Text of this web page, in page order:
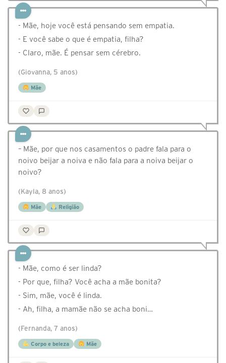
- Mãe, hoje você está pensando sem empatia.
- E você sabe o que é empatia, filha?
- Claro, mãe. É pensar sem cérebro.
(Giovanna, 5 anos)
Mãe
– Mãe, por que nos casamentos o padre fala para o
noivo beijar a noiva e não fala para a noiva beijar o
noivo?
(Kayla, 8 anos)
Mãe Religião
- Mãe, como é ser linda?
- Por que, filha? Você acha a mãe bonita?
- Sim, mãe, você é linda.
- Ah, filha, a mamãe não se acha boni…
(Fernanda, 7 anos)
Corpo e beleza Mãe